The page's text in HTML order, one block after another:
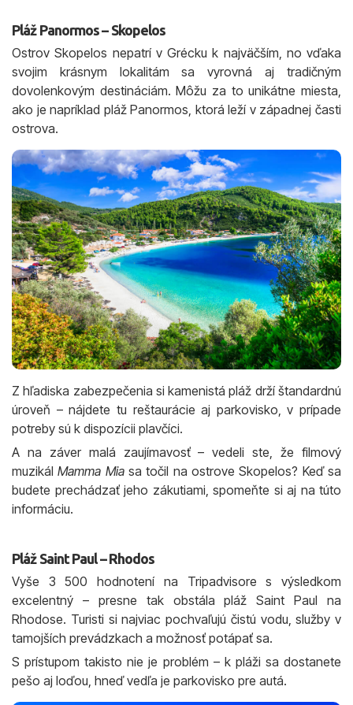
Pláž Panormos – Skopelos
Ostrov Skopelos nepatrí v Grécku k najväčším, no vďaka
svojim krásnym lokalitám sa vyrovná aj tradičným
dovolenkovým destináciám. Môžu za to unikátne miesta,
ako je napríklad pláž Panormos, ktorá leží v západnej časti
ostrova.
Z hľadiska zabezpečenia si kamenistá pláž drží štandardnú
úroveň – nájdete tu reštaurácie aj parkovisko, v prípade
potreby sú k dispozícii plavčíci.
A na záver malá zaujímavosť – vedeli ste, že filmový
muzikálMamma Miasa točil na ostrove Skopelos? Keď sa
budete prechádzať jeho zákutiami, spomeňte si aj na túto
informáciu.
Pláž Saint Paul – Rhodos
Vyše 3 500 hodnotení na Tripadvisore s výsledkom
excelentný – presne tak obstála pláž Saint Paul na
Rhodose. Turisti si najviac pochvaľujú čistú vodu, služby v
tamojších prevádzkach a možnosť potápať sa.
S prístupom takisto nie je problém – k pláži sa dostanete
pešo aj loďou, hneď vedľa je parkovisko pre autá.